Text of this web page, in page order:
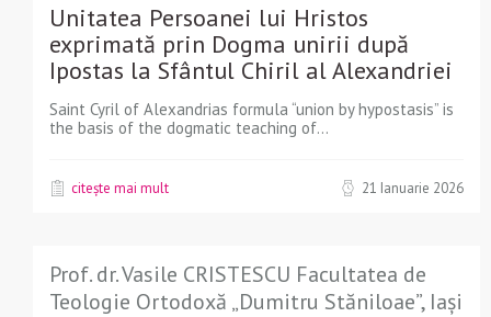
Unitatea Persoanei lui Hristos
exprimată prin Dogma unirii după
Ipostas la Sfântul Chiril al Alexandriei
Saint Cyril of Alexandrias formula “union by hypostasis” is
the basis of the dogmatic teaching of...
citește mai mult 21 Ianuarie 2026
Prof. dr. Vasile CRISTESCU Facultatea de
Teologie Ortodoxă „Dumitru Stăniloae”, Iași